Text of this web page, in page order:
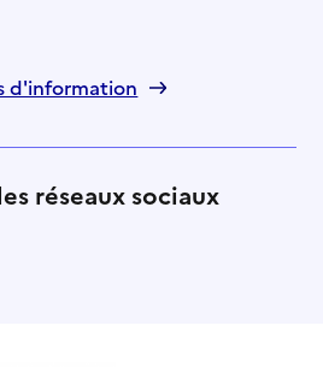
d'information
réseaux sociaux